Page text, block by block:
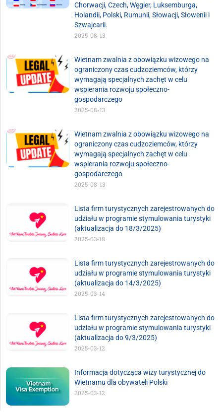
Chorwacji, Czech, Węgier, Luksemburga,
Holandii, Polski, Rumunii, Słowacji, Słowenii i
Szwajcarii.
2025-08-13
Wietnam zwalnia z obowiązku wizowego na
ograniczony czas cudzoziemców, którzy
wymagają specjalnych zachęt w celu
wspierania rozwoju społeczno-
gospodarczego
2025-08-13
Wietnam zwalnia z obowiązku wizowego na
ograniczony czas cudzoziemców, którzy
wymagają specjalnych zachęt w celu
wspierania rozwoju społeczno-
gospodarczego
2025-08-13
Lista firm turystycznych zarejestrowanych do
udziału w programie stymulowania turystyki
(aktualizacja do 18/3/2025)
2025-03-18
Lista firm turystycznych zarejestrowanych do
udziału w programie stymulowania turystyki
(aktualizacja do 14/3/2025)
2025-03-14
Lista firm turystycznych zarejestrowanych do
udziału w programie stymulowania turystyki
(aktualizacja do 9/3/2025)
2025-03-12
Informacja dotycząca wizy turystycznej do
Wietnamu dla obywateli Polski
2025-03-12